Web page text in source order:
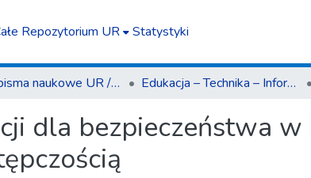
Repozytorium UR Statystyki
Czasopisma naukowe UR / Scientific Journals Edukacja – Technika – Informatyka
dla bezpieczeństwa